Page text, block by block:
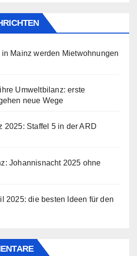
Mainz werden Mietwohnungen
Umweltbilanz: erste
neue Wege
2025: Staffel 5 in der ARD
Johannisnacht 2025 ohne
2025: die besten Ideen für den